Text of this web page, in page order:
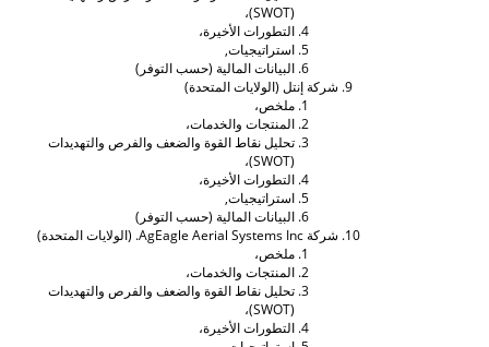
التطورات الأخيرة،
استراتيجيات,
البيانات المالية (حسب التوفر)
شركة إنتل (الولايات المتحدة)
المنتجات والخدمات،
تحليل نقاط القوة والضعف والفرص والتهديدات
التطورات الأخيرة،
استراتيجيات,
البيانات المالية (حسب التوفر)
المنتجات والخدمات،
تحليل نقاط القوة والضعف والفرص والتهديدات
التطورات الأخيرة،